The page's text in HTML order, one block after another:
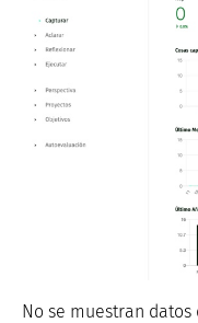
No se muestran datos